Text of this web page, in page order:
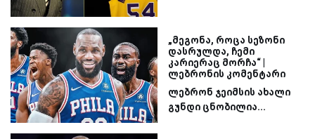
„მეგონა, როცა სეზონი
დასრულდა, ჩემი
კარიერაც მორჩა“ |
ლებრონის კომენტარი
ლებრონ ჯეიმსის ახალი
გუნდი ცნობილია...